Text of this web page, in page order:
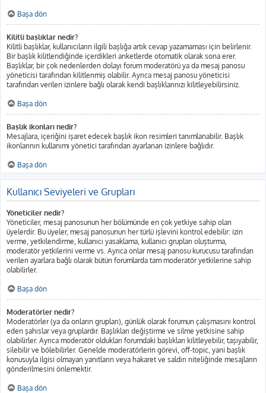
Başa dön
Kilitli başlıklar nedir?
Kilitli başlıklar, kullanıcıların ilgili başlığa artık cevap yazamaması için belirlenir.
Bir başlık kilitlendiğinde içerdikleri anketlerde otomatik olarak sona erer.
Başlıklar, bir çok nedenlerden dolayı forum moderatörü ya da mesaj panosu
yöneticisi tarafından kilitlenmiş olabilir. Ayrıca mesaj panosu yöneticisi
tarafından verilen izinlere bağlı olarak kendi başlıklarınızı kilitleyebilirsiniz.
Başa dön
Başlık ikonları nedir?
Mesajlara, içeriğini işaret edecek başlık ikon resimleri tanımlanabilir. Başlık
ikonlarının kullanımı yönetici tarafından ayarlanan izinlere bağlıdır.
Başa dön
Kullanıcı Seviyeleri ve Grupları
Yöneticiler nedir?
Yöneticiler, mesaj panosunun her bölümünde en çok yetkiye sahip olan
üyelerdir. Bu üyeler, mesaj panosunun her türlü işlevini kontrol edebilir: izin
verme, yetkilendirme, kullanıcı yasaklama, kullanıcı grupları oluşturma,
moderatör yetkilerini verme vs. Ayrıca onlar mesaj panosu kurucusu tarafından
verilen ayarlara bağlı olarak bütün forumlarda tam moderatör yetkilerine sahip
olabilirler.
Başa dön
Moderatörler nedir?
Moderatörler (ya da onların grupları), günlük olarak forumun çalışmasını kontrol
eden şahıslar veya gruplardır. Başlıkları değiştirme ve silme yetkisine sahip
olabilirler. Ayrıca moderatör oldukları forumdaki başlıkları kilitleyebilir, taşıyabilir,
silebilir ve bölebilirler. Genelde moderatörlerin görevi, off-topic, yani başlık
konusuyla ilgisi olmayan yanıtların veya hakaret ve saldırı niteliğinde mesajların
gönderilmesini önlemektir.
Başa dön